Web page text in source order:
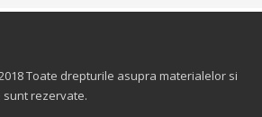
Toate drepturile asupra materialelor si
sunt rezervate.